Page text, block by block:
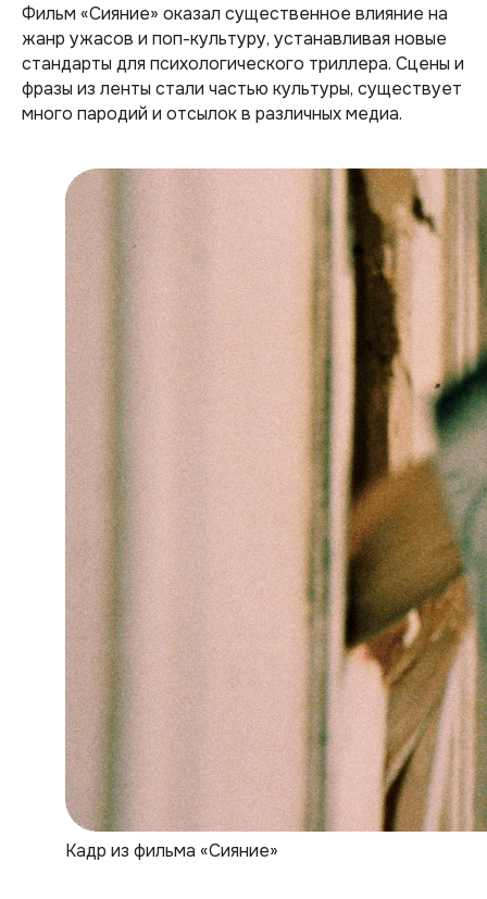
Фильм «Сияние» оказал существенное влияние на
жанр ужасов и поп-культуру, устанавливая новые
стандарты для психологического триллера. Сцены и
фразы из ленты стали частью культуры, существует
много пародий и отсылок в различных медиа.
Кадр из фильма «Сияние»